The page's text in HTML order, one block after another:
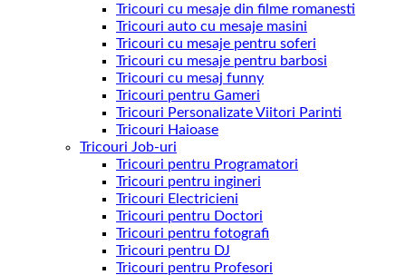
Tricouri cu mesaje din filme romanesti
Tricouri auto cu mesaje masini
Tricouri cu mesaje pentru soferi
Tricouri cu mesaje pentru barbosi
Tricouri cu mesaj funny
Tricouri pentru Gameri
Tricouri Personalizate Viitori Parinti
Tricouri Haioase
Tricouri Job-uri
Tricouri pentru Programatori
Tricouri pentru ingineri
Tricouri Electricieni
Tricouri pentru Doctori
Tricouri pentru fotografi
Tricouri pentru DJ
Tricouri pentru Profesori